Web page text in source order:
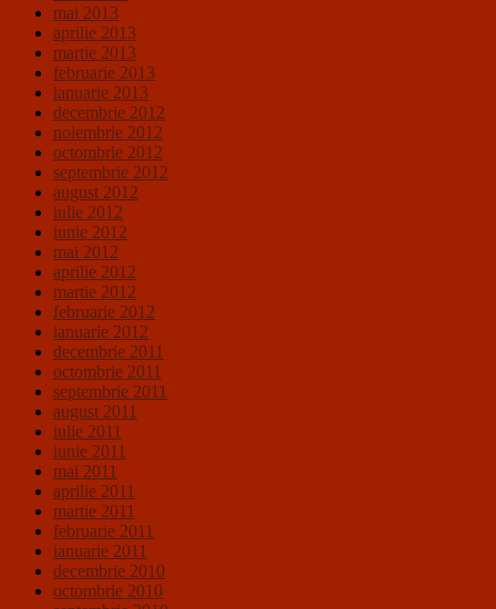
mai 2013
aprilie 2013
martie 2013
februarie 2013
ianuarie 2013
decembrie 2012
noiembrie 2012
octombrie 2012
septembrie 2012
august 2012
iulie 2012
iunie 2012
mai 2012
aprilie 2012
martie 2012
februarie 2012
ianuarie 2012
decembrie 2011
octombrie 2011
septembrie 2011
august 2011
iulie 2011
iunie 2011
mai 2011
aprilie 2011
martie 2011
februarie 2011
ianuarie 2011
decembrie 2010
octombrie 2010